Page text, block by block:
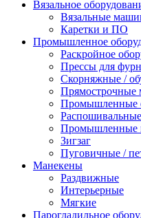
Вязальное
Вязальные
Каретки и ПО
Промышленное
Раскройное
Прессы для
Скорняжные /
Промышленные
Промышленные
Зигзаг
Пуговичные /
Манекены
Раздвижные
Интерьерные
Мягкие
Парогладильное